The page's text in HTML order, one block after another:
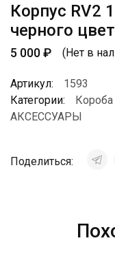
Корпус RV2
черного
5 000₽ (Нет в
Артикул:
1593
Категории:
АКСЕССУАРЫ
Поделиться: